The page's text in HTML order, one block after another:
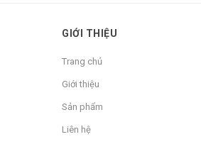
GIỚI THIỆU
Trang chủ
Giới thiệu
Sản phẩm
Liên hệ